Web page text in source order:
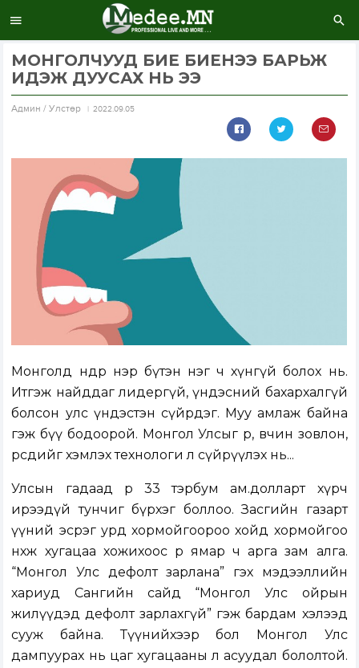
МОНГОЛЧУУД БИЕ БИЕНЭЭ БАРЬЖ
ИДЭЖ ДУУСАХ НЬ ЭЭ
Aдмин / Улстөр 2022.09.05
Монголд өнөөдөр нэр бүтэн нэг ч хүнгүй болох нь.
Итгэж найддаг лидергүй, үндэсний бахархалгүй
болсон улс үндэстэн сүйрдэг. Муу амлаж байна
гэж бүү бодоорой. Монгол Улсыг өр, өвчин зовлон,
өөрсдийгөө хэмлэх технологи л сүйрүүлэх нь...
Улсын гадаад өр 33 тэрбум ам.долларт хүрч
ирээдүй тунчиг бүрхэг боллоо. Засгийн газарт
үүний эсрэг урд хормойгоороо хойд хормойгоо
нөхөж хугацаа хожихоос өөр ямар ч арга зам алга.
“Монгол Улс дефолт зарлана” гэх мэдээллийн
хариуд Сангийн сайд “Монгол Улс ойрын
жилүүдэд дефолт зарлахгүй” гэж бардам хэлээд
сууж байна. Түүнийхээр бол Монгол Улс
дампуурах нь цаг хугацааны л асуудал бололтой.